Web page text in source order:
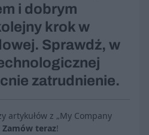
i dobrym
krok w
Sprawdź, w
zatrudnienie.
artykułów z „My Company
Zamów teraz!